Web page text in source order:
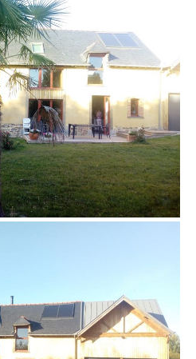
terre stabilisé à la
Crue Ghislain Maetz6